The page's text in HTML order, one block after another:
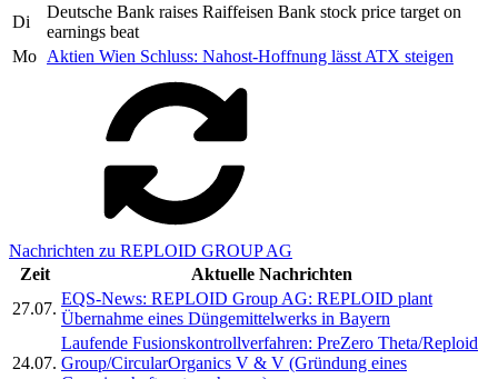
Di
Deutsche Bank raises Raiffeisen Bank stock price target on
earnings beat
Mo Aktien Wien Schluss: Nahost-Hoffnung lässt ATX steigen
Nachrichten zu REPLOID GROUP AG
Zeit
Aktuelle Nachrichten
27.07.
EQS-News: REPLOID Group AG: REPLOID plant
Übernahme eines Düngemittelwerks in Bayern
24.07.
Laufende Fusionskontrollverfahren: PreZero Theta/Reploid
Group/CircularOrganics V & V (Gründung eines